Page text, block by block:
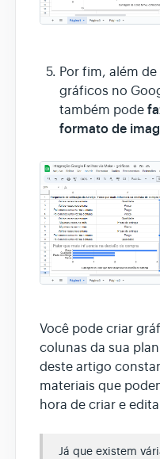
Por fim, além
gráficos no
também pode
formato de
Você pode criar
colunas da sua
deste artigo
materiais que
hora de criar e
Já que existem